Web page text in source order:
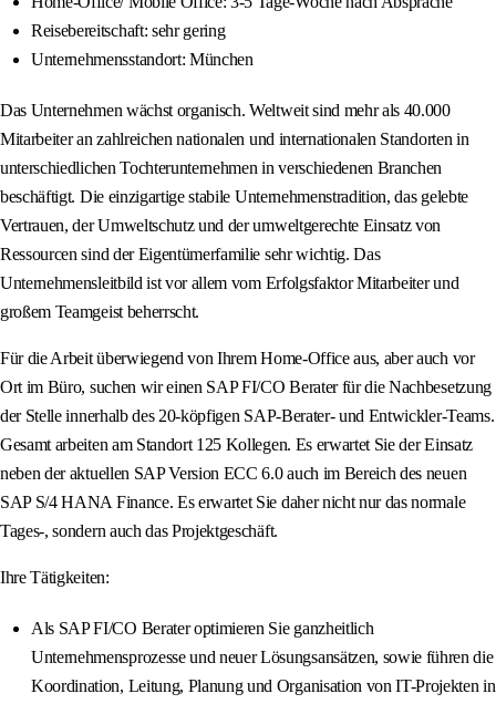
Reisebereitschaft: sehr gering
Unternehmensstandort: München
Das Unternehmen wächst organisch. Weltweit sind mehr als 40.000
Mitarbeiter an zahlreichen nationalen und internationalen Standorten in
unterschiedlichen Tochterunternehmen in verschiedenen Branchen
beschäftigt. Die einzigartige stabile Unternehmenstradition, das gelebte
Vertrauen, der Umweltschutz und der umweltgerechte Einsatz von
Ressourcen sind der Eigentümerfamilie sehr wichtig. Das
Unternehmensleitbild ist vor allem vom Erfolgsfaktor Mitarbeiter und
großem Teamgeist beherrscht.
Für die Arbeit überwiegend von Ihrem Home-Office aus, aber auch vor
Ort im Büro, suchen wir einen SAP FI/CO Berater für die Nachbesetzung
der Stelle innerhalb des 20-köpfigen SAP-Berater- und Entwickler-Teams.
Gesamt arbeiten am Standort 125 Kollegen. Es erwartet Sie der Einsatz
neben der aktuellen SAP Version ECC 6.0 auch im Bereich des neuen
SAP S/4 HANA Finance. Es erwartet Sie daher nicht nur das normale
Tages-, sondern auch das Projektgeschäft.
Ihre Tätigkeiten:
Als SAP FI/CO Berater optimieren Sie ganzheitlich
Unternehmensprozesse und neuer Lösungsansätzen, sowie führen die
Koordination, Leitung, Planung und Organisation von IT-Projekten in